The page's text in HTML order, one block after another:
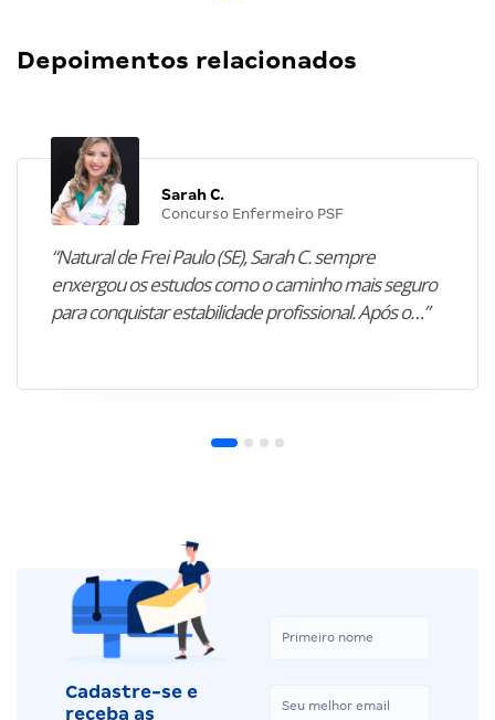
Depoimentos relacionados
Sarah C.
Concurso Enfermeiro PSF
“Natural de Frei Paulo (SE), Sarah C. sempre
enxergou os estudos como o caminho mais seguro
para conquistar estabilidade profissional. Após o…”
Cadastre-se e
receba as